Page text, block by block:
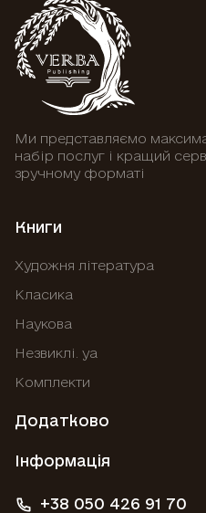
Ми представляємо
набір послуг і кращий
зручному форматі
Книги
Художня література
Класика
Наукова
Незвиклі. уа
Комплекти
Додатково
Інформація
+38 050 426 91 70